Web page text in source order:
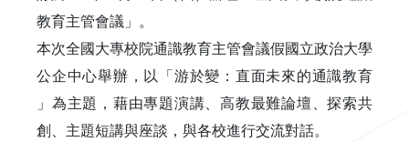
教育主管會議」。
本次全國大專校院通識教育主管會議假國立政治大學
公企中心舉辦，以「游於變：直面未來的通識教育
」為主題，藉由專題演講、高教最難論壇、探索共
創、主題短講與座談，與各校進行交流對話。